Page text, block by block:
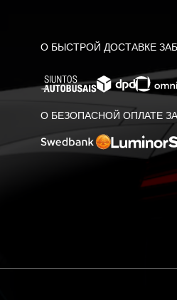
О БЫСТРОЙ ДОСТАВКЕ
О БЕЗОПАСНОЙ ОПЛАТЕ